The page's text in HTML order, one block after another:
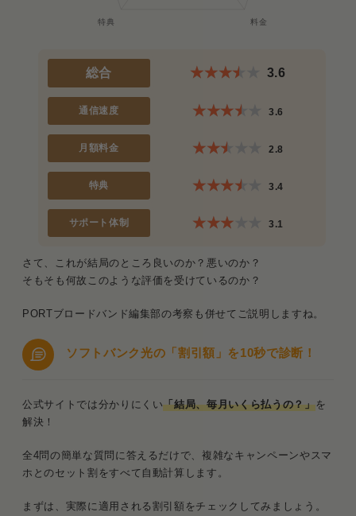
総合 3.6
通信速度 3.6
月額料金 2.8
特典 3.4
サポート体制 3.1
さて、これが結局のところ良いのか？悪いのか？
そもそも何故このような評価を受けているのか？
PORTブロードバンド編集部の考察も併せてご説明しますね。
ソフトバンク光の「割引額」を10秒で診断 ！
公式サイトでは分かりにくい「結局、毎月いくら払うの？」を
解決！
全4問の簡単な質問に答えるだけで、複雑なキャンペーンやスマ
ホとのセット割をすべて自動計算します。
まずは、実際に適用される割引額をチェックしてみましょう。